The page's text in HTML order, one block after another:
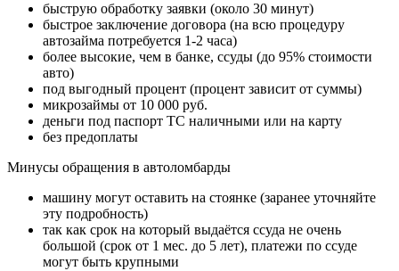
быструю обработку заявки (около 30 минут)
быстрое заключение договора (на всю процедуру
автозайма потребуется 1-2 часа)
более высокие, чем в банке, ссуды (до 95% стоимости
авто)
под выгодный процент (процент зависит от суммы)
микрозаймы от 10 000 руб.
деньги под паспорт ТС наличными или на карту
без предоплаты
Минусы обращения в автоломбарды
машину могут оставить на стоянке (заранее уточняйте
эту подробность)
так как срок на который выдаётся ссуда не очень
большой (срок от 1 мес. до 5 лет), платежи по ссуде
могут быть крупными